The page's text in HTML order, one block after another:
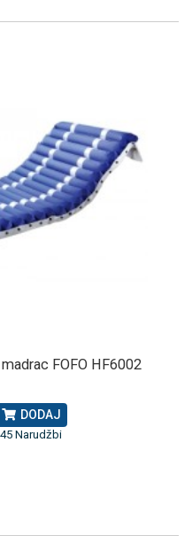
FOFO HF6002
DODAJ
Narudžbi